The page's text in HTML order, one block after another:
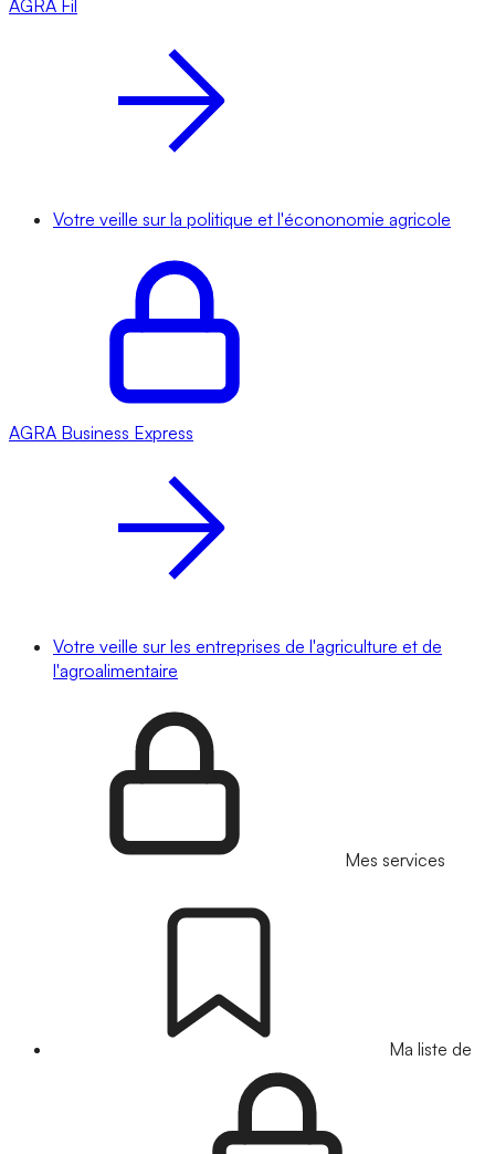
AGRA Fil
Votre veille sur la politique et l'écononomie agricole
AGRA Business Express
Votre veille sur les entreprises de l'agriculture et de
l'agroalimentaire
Mes services
Ma liste de